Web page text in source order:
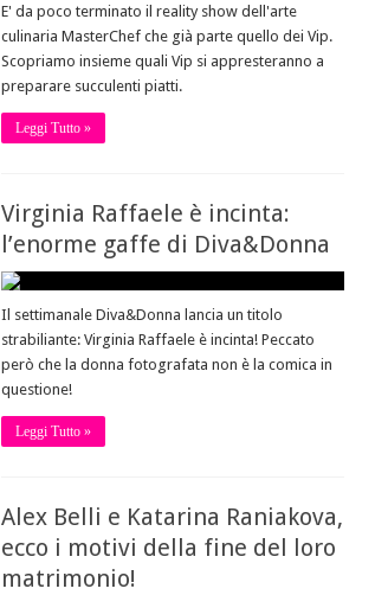
E' da poco terminato il reality show dell'arte
culinaria MasterChef che già parte quello dei Vip.
Scopriamo insieme quali Vip si appresteranno a
preparare succulenti piatti.
Leggi Tutto »
Virginia Raffaele è incinta:
l’enorme gaffe di Diva&Donna
Il settimanale Diva&Donna lancia un titolo
strabiliante: Virginia Raffaele è incinta! Peccato
però che la donna fotografata non è la comica in
questione!
Leggi Tutto »
Alex Belli e Katarina Raniakova,
ecco i motivi della fine del loro
matrimonio!